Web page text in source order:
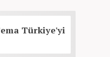
Türkiye'yi